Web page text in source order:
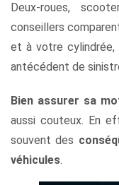
Deux-roues,
conseillers
et à votre cylindrée,
antécédent de
Bien assurer sa
aussi couteux. En
souvent des
véhicules.